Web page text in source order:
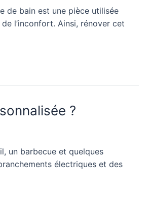
de bain est une pièce utilisée
l’inconfort. Ainsi, rénover cet
?
un barbecue et quelques
électriques et des